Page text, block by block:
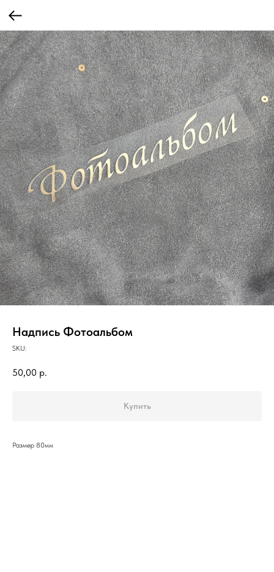
Надпись Фотоальбом
SKU:
50,00 р.
Купить
Размер 80мм